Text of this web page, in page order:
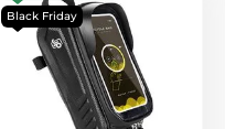
Black Friday